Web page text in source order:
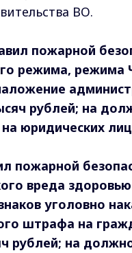
ВО.
пожарной
режима, режима
рублей; на
юридических
пожарной
вреда
уголовно
штрафа на
рублей; на